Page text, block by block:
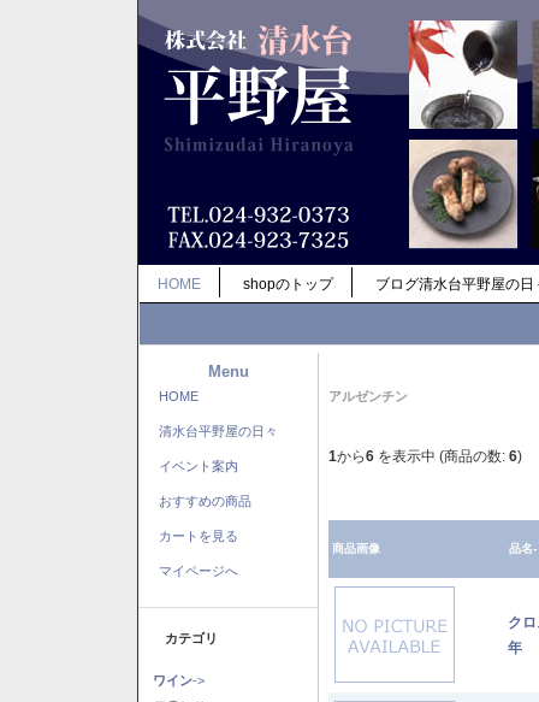
HOME shopのトップ ブログ清水台平野屋の日
Menu
HOME
清水台平野屋の日々
イベント案内
おすすめの商品
カートを見る
マイページへ
カテゴリ
ワイン->
アルゼンチン
1から6 を表示中 (商品の数: 6)
商品画像 品名-
ク
年